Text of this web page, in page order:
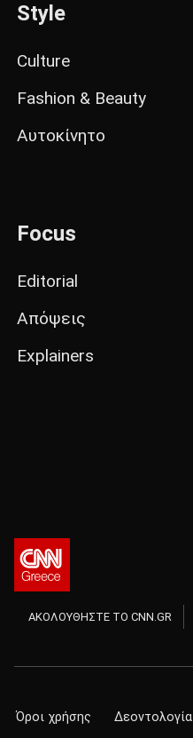
Style
Culture
Fashion & Beauty
Αυτοκίνητο
Focus
Editorial
Απόψεις
Explainers
ΑΚΟΛΟΥΘΗΣΤΕ ΤΟ CNN.GR
Όροι χρήσης Δεοντολογία